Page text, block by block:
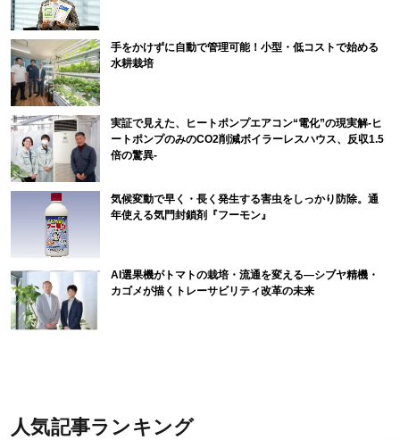
手をかけずに自動で管理可能！小型・低コストで始める
水耕栽培
実証で見えた、ヒートポンプエアコン“電化”の現実解-ヒ
ートポンプのみのCO2削減ボイラーレスハウス、反収1.5
倍の驚異-
気候変動で早く・長く発生する害虫をしっかり防除。通
年使える気門封鎖剤『フーモン』
AI選果機がトマトの栽培・流通を変える―シブヤ精機・
カゴメが描くトレーサビリティ改革の未来
人気記事ランキング